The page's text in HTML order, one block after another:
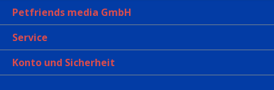
Petfriends media GmbH
Service
Konto und Sicherheit